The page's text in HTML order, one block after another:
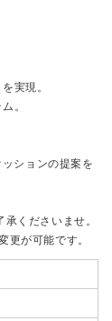
実現。
。
ションの提案を
くださいませ。
が可能です。